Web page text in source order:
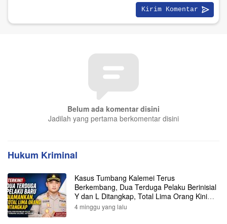
Belum ada komentar disini
Jadilah yang pertama berkomentar disini
Hukum Kriminal
Kasus Tumbang Kalemei Terus
Berkembang, Dua Terduga Pelaku Berinisial
Y dan L Ditangkap, Total Lima Orang Kini
Diamankan Polisi
4 minggu yang lalu